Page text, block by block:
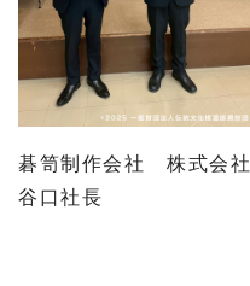
碁笥制作会社 株式会社
谷口社長